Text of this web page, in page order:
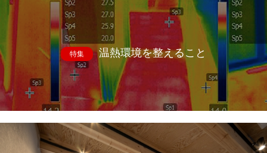
特集 温熱環境を整えること